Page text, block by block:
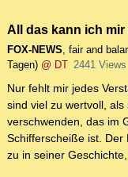
All das kann ich
FOX-NEWS, fair and
Tagen) @ DT 2441 Views
Nur fehlt mir jedes
sind viel zu wertvoll,
verschwenden, das im
Schifferscheiße ist. Der
zu in seiner